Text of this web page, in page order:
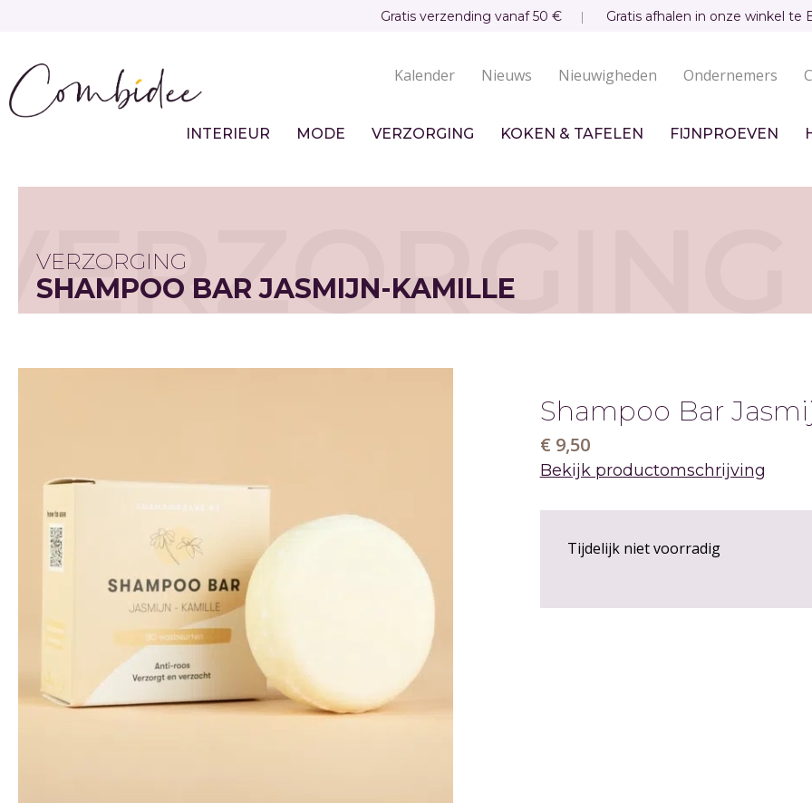
inhoud
gaan
Gratis verzending vanaf 50 € Gratis afhalen in onze winkel te
navigatie
Kalender Nieuws Nieuwigheden Ondernemers
INTERIEUR MODE VERZORGING KOKEN & TAFELEN FIJNPROEVEN
VERZORGING
SHAMPOO BAR JASMIJN-KAMILLE
Shampoo Bar
€ 9,50
Bekijk productomschrijving
Tijdelijk niet voorradig